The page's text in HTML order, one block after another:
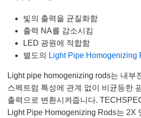
빛의 출력을 균질화함
출력 NA를 감소시킴
LED 광원에 적합함
별도의
Light Pipe Homogenizing
Light pipe homogenizing rods는 내부
스펙트럼 특성에 관계 없이 비균등한
출력으로 변환시켜줍니다.
Light Pipe Homogenizing Rods는 2X